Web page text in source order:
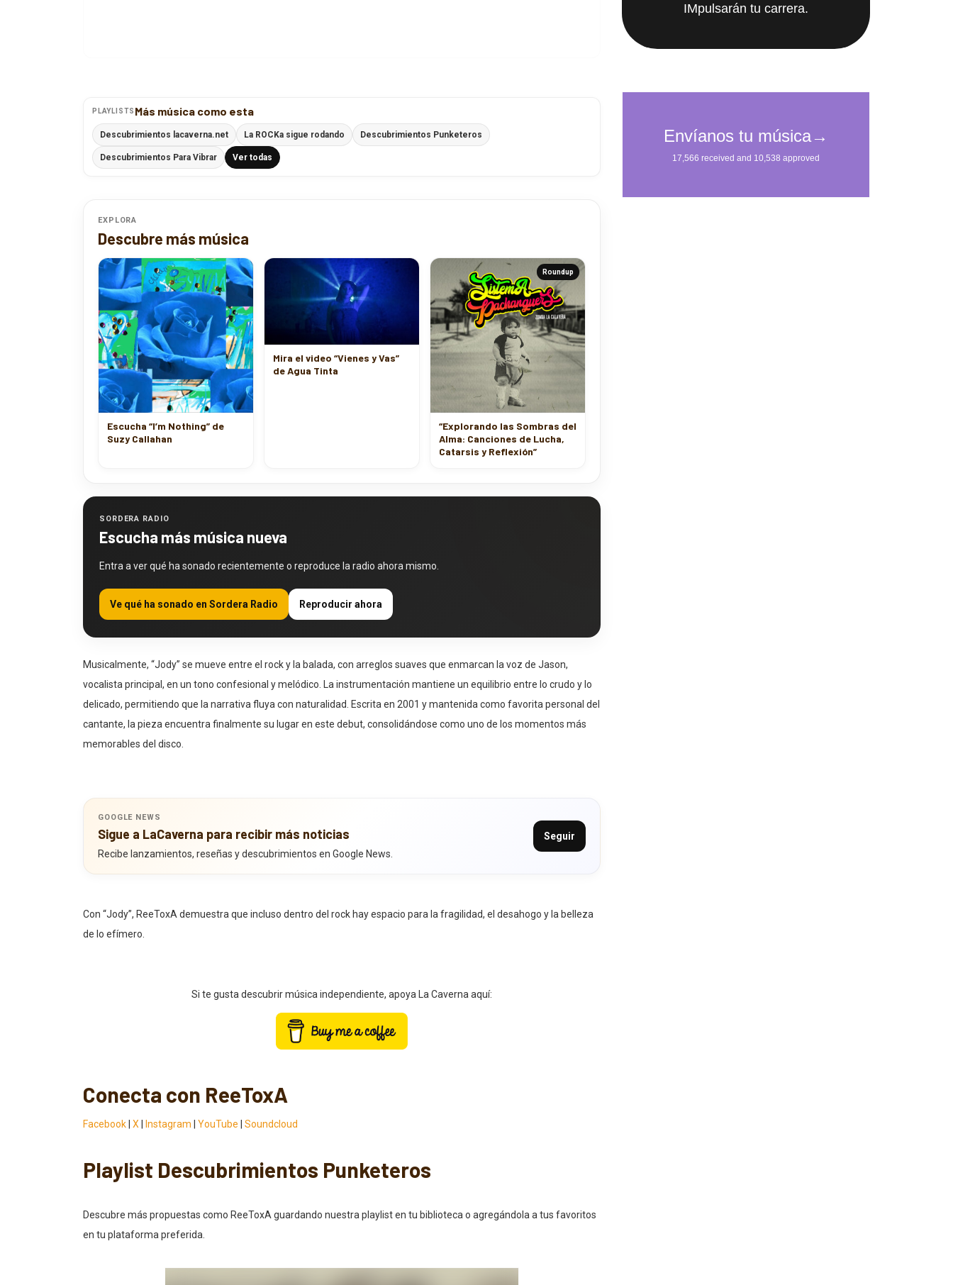
PLAYLISTS Más música como esta
Descubrimientos lacaverna.net La ROCKa sigue rodando Descubrimientos Punketeros
Descubrimientos Para Vibrar Ver todas
EXPLORA
Descubre más música
Escucha “I’m Nothing” de
Suzy Callahan
Mira el video “Vienes y Vas”
de Agua Tinta
Roundup
“Explorando las Sombras del
Alma: Canciones de Lucha,
Catarsis y Reflexión”
SORDERA RADIO
Escucha más música nueva
Entra a ver qué ha sonado recientemente o reproduce la radio ahora mismo.
Ve qué ha sonado en Sordera Radio Reproducir ahora
Musicalmente, “Jody” se mueve entre el rock y la balada, con arreglos suaves que enmarcan la voz de Jason,
vocalista principal, en un tono confesional y melódico. La instrumentación mantiene un equilibrio entre lo crudo y lo
delicado, permitiendo que la narrativa fluya con naturalidad. Escrita en 2001 y mantenida como favorita personal del
cantante, la pieza encuentra finalmente su lugar en este debut, consolidándose como uno de los momentos más
memorables del disco.
GOOGLE NEWS
Sigue a LaCaverna para recibir más noticias
Recibe lanzamientos, reseñas y descubrimientos en Google News.
Seguir
Con “Jody”, ReeToxA demuestra que incluso dentro del rock hay espacio para la fragilidad, el desahogo y la belleza
de lo efímero.
Si te gusta descubrir música independiente, apoya La Caverna aquí:
Conecta con ReeToxA
Facebook X Instagram YouTube Soundcloud
Playlist Descubrimientos Punketeros
Descubre más propuestas como ReeToxA guardando nuestra playlist en tu biblioteca o agregándola a tus favoritos
en tu plataforma preferida.
IMpulsarán tu carrera.